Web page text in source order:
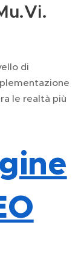
di
le realtà più